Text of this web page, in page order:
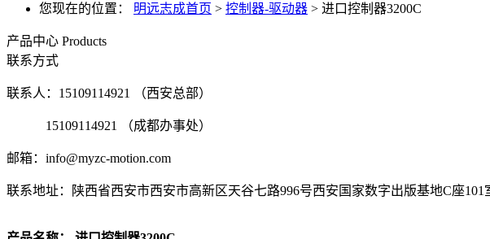
您现在的位置： 明远志成首页 > 控制器-驱动器 > 进口控制器3200C
产品中心 Products
联系方式
联系人：15109114921 （西安总部）
15109114921 （成都办事处）
邮箱：info@myzc-motion.com
联系地址：陕西省西安市西安市高新区天谷七路996号西安国家数字出版基地C座101